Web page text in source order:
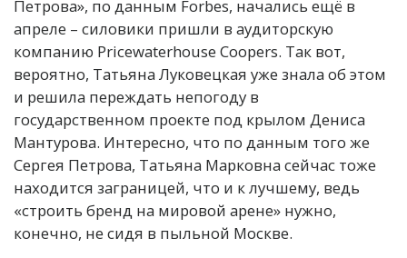
Петрова», по данным Forbes, начались ещё в
апреле – силовики пришли в аудиторскую
компанию Pricewaterhouse Coopers. Так вот,
вероятно, Татьяна Луковецкая уже знала об этом
и решила переждать непогоду в
государственном проекте под крылом Дениса
Мантурова. Интересно, что по данным того же
Сергея Петрова, Татьяна Марковна сейчас тоже
находится заграницей, что и к лучшему, ведь
«строить бренд на мировой арене» нужно,
конечно, не сидя в пыльной Москве.